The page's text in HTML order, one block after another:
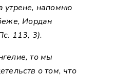
утрене, напомню
Иордан
113, 3).
то мы
о том, что